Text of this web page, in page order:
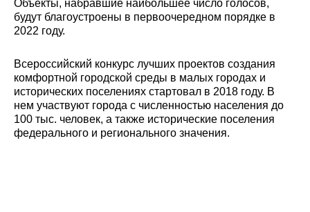
Объекты, набравшие наибольшее число голосов,
будут благоустроены в первоочередном порядке в
2022 году.
Всероссийский конкурс лучших проектов создания
комфортной городской среды в малых городах и
исторических поселениях стартовал в 2018 году. В
нем участвуют города с численностью населения до
100 тыс. человек, а также исторические поселения
федерального и регионального значения.